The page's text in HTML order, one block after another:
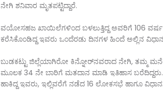
ನೇಗಿ ಶನಿವಾರ ಮೃತಪಟ್ಟಿದ್ದಾರೆ.
ವಯೋಸಹಜ ಖಾಯಿಲೆಗಳಿಂದ ಬಳಲುತ್ತಿದ್ದ ಅವರಿಗೆ 106 ವರ್ಷ
ಕರೆಸಿಕೊಂಡಿದ್ದ ಇವರು ಒಂದೆರಡು ದಿನಗಳ ಹಿಂದೆ ಅಲ್ಲಿನ
ಬುಡಕಟ್ಟು ಜಿಲ್ಲೆಯಾಗಿರೋ ಕಿನ್ನೋರ್‌ನವರಾದ ನೇಗಿ,
ಮೂಲಕ 34 ನೇ ಬಾರಿಗೆ ಮತದಾನ ಮಾಡಿ ಇತಿಹಾಸ
ಹಾಕಿದ್ದ ಇವರು, ಇಲ್ಲಿವರೆಗೆ ನಡೆದ 16 ಲೋಕಸಭೆ ಹಾಗೂ